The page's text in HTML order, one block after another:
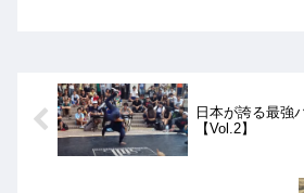
日本が誇る最強
【Vol.2】